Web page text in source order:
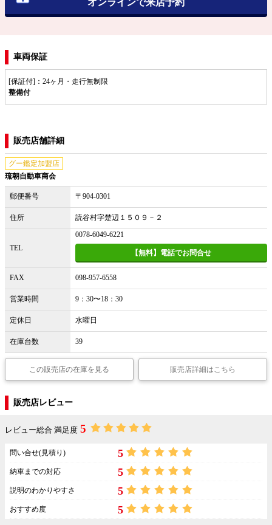
オンラインで来店予約
車両保証
[保証付]：24ヶ月・走行無制限
整備付
販売店舗詳細
グー鑑定加盟店
琉朝自動車商会
郵便番号 〒904-0301
住所 読谷村字楚辺１５０９－２
TEL
0078-6049-6221
【無料】電話でお問合せ
FAX 098-957-6558
営業時間 9：30〜18：30
定休日 水曜日
在庫台数 39
この販売店の在庫を見る 販売店詳細はこちら
販売店レビュー
レビュー総合 満足度 5
問い合せ(見積り) 5
納車までの対応 5
説明のわかりやすさ 5
おすすめ度 5